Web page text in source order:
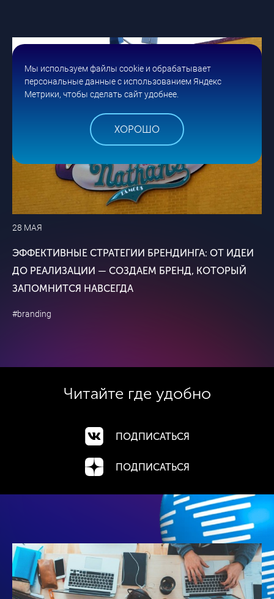
28 МАЯ
ЭФФЕКТИВНЫЕ СТРАТЕГИИ БРЕНДИНГА: ОТ ИДЕИ
ДО РЕАЛИЗАЦИИ — СОЗДАЕМ БРЕНД, КОТОРЫЙ
ЗАПОМНИТСЯ НАВСЕГДА
#branding
Читайте гдеудобно
ПОДПИСАТЬСЯ
ПОДПИСАТЬСЯ
Мы используем файлы cookie и обрабатывает
персональные данные с использованием Яндекс
Метрики, чтобы сделать сайт удобнее.
ХОРОШО